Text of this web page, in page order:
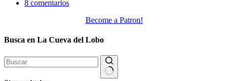
8 comentarios
Become a Patron!
Busca en La Cueva del Lobo